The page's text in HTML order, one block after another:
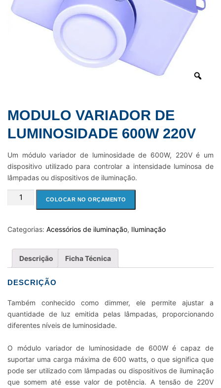
MODULO VARIADOR DE
LUMINOSIDADE 600W 220V
Um módulo variador de luminosidade de 600W, 220V é um
dispositivo utilizado para controlar a intensidade luminosa de
lâmpadas ou dispositivos de iluminação.
MODULO
LUMINOSIDADE
220V
quantidade
COLOCAR NO ORÇAMENTO
Categorias: Acessórios de iluminação, Iluminação
Descrição Ficha Técnica
DESCRIÇÃO
Também conhecido como dimmer, ele permite ajustar a
quantidade de luz emitida pelas lâmpadas, proporcionando
diferentes níveis de luminosidade.
O módulo variador de luminosidade de 600W é capaz de
suportar uma carga máxima de 600 watts, o que significa que
pode ser utilizado com lâmpadas ou dispositivos de iluminação
que somem até esse valor de potência. A tensão de 220V